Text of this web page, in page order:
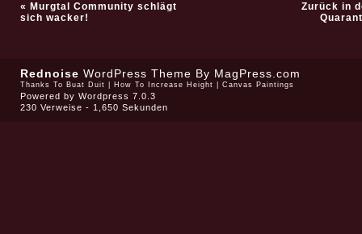
« Murgtal Community schlägt
sich wacker!
Zurück in
Rednoise WordPress Theme By MagPress.com
Thanks To Buat Duit How To Increase Height Canvas Paintings
Powered by Wordpress 7.0.3
230 Verweise - 1,650 Sekunden